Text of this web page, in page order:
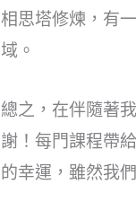
相思塔修煉，有
域。
總之，在伴隨著
謝！每門課程帶
的幸運，雖然我